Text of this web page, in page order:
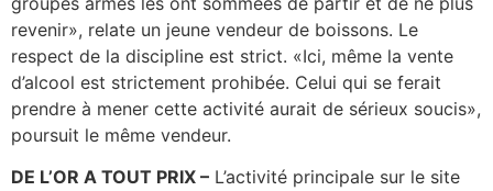
revenir», relate un jeune vendeur de boissons. Le
respect de la discipline est strict. «Ici, même la vente
d’alcool est strictement prohibée. Celui qui se ferait
prendre à mener cette activité aurait de sérieux soucis»,
poursuit le même vendeur.
DE L’OR A TOUT PRIX – L’activité principale sur le site